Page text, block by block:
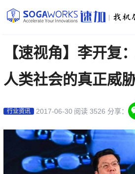
【速视角】李开复
人类社会的真正威
行业资讯 2017-06-30 阅读 3526 分享：